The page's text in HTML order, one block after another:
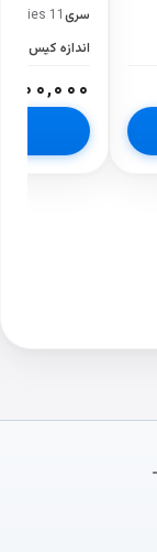
سریSeries 11
اندازه کیس